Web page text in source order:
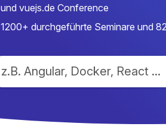
und vuejs.de Conference
1200+ durchgeführte Seminare und